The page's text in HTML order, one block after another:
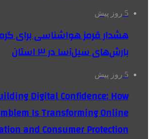
5 روز پیش
بارش‌های سیل‌آسا در ۳ استان
5 روز پیش
Digital Confidence: How
Is Transforming Online
and Consumer Protection